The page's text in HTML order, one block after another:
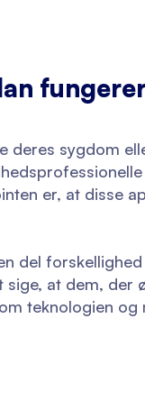
deres sygdom
er, at disse
del
at dem, der
teknologien og